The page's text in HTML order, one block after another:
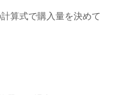
算式で購入量を決めて